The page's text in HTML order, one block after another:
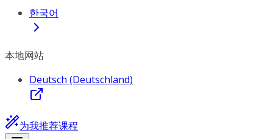
한국어
本地网站
Deutsch (Deutschland)
为我推荐课程